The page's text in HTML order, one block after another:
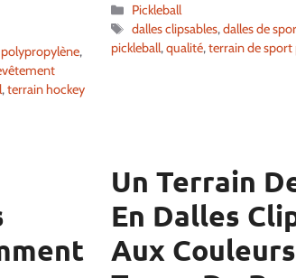
,
,terrain hockey
Catégories
Pickleball
Étiquettes
dalles clipsables,dalles de
pickleball,qualité,terrain de sport
Un Terrain
En Dalles
Aux